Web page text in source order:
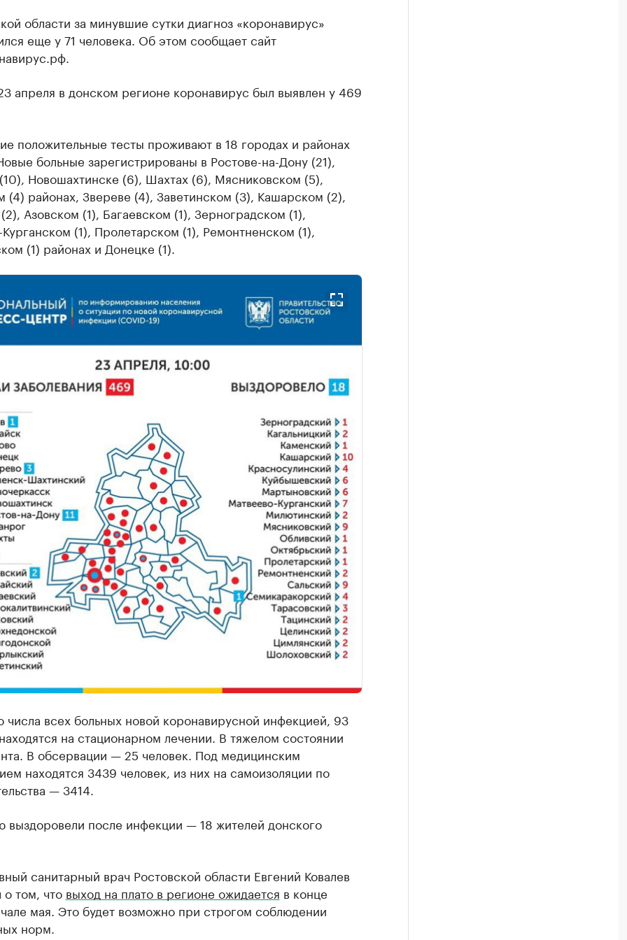
области за минувшие сутки диагноз «коронавирус»
еще у 71 человека. Об этом сообщает сайт
апреля в донском регионе коронавирус был выявлен у 469
положительные тесты проживают в 18 городах и районах
больные зарегистрированы в Ростове-на-Дону (21),
Новошахтинске (6), Шахтах (6), Мясниковском (5),
(4) районах, Звереве (4), Заветинском (3), Кашарском (2),
Азовском (1), Багаевском (1), Зерноградском (1),
(1), Пролетарском (1), Ремонтненском (1),
(1) районах и Донецке (1).
числа всех больных новой коронавирусной инфекцией, 93
на стационарном лечении. В тяжелом состоянии
В обсервации — 25 человек. Под медицинским
находятся 3439 человек, из них на самоизоляции по
— 3414.
выздоровели после инфекции — 18 жителей донского
санитарный врач Ростовской области Евгений Ковалев
о том, что выход на плато в регионе ожидается в конце
мая. Это будет возможно при строгом соблюдении
норм.